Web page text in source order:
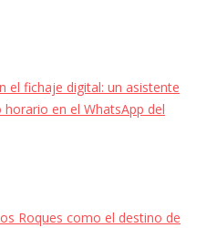
el fichaje digital: un asistente
en el WhatsApp del
Roques como el destino de